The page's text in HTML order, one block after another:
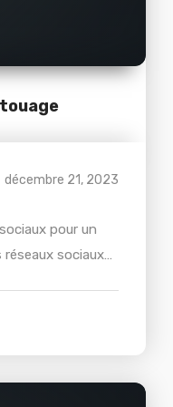
décembre 21, 2023
pour un
sociaux
pour un